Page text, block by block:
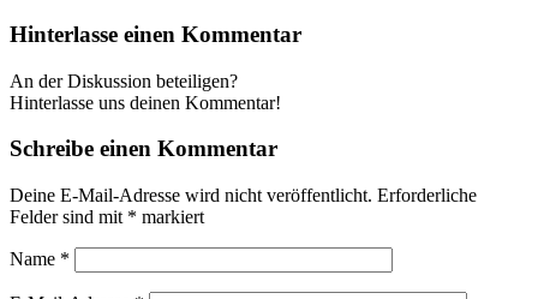
Hinterlasse einen Kommentar
An der Diskussion beteiligen?
Hinterlasse uns deinen Kommentar!
Schreibe einen Kommentar
Deine E-Mail-Adresse wird nicht veröffentlicht. Erforderliche
Felder sind mit * markiert
Name *